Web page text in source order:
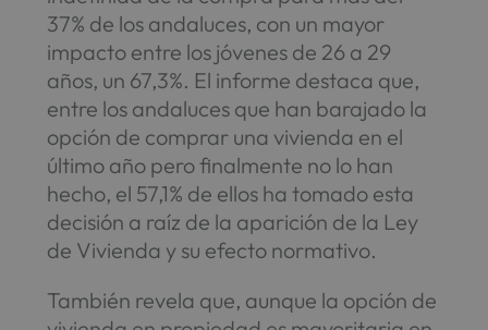
37% de los andaluces, con un mayor
impacto entre los jóvenes de 26 a 29
años, un 67,3%. El informe destaca que,
entre los andaluces que han barajado la
opción de comprar una vivienda en el
último año pero finalmente no lo han
hecho, el 57,1% de ellos ha tomado esta
decisión a raíz de la aparición de la Ley
de Vivienda y su efecto normativo.
También revela que, aunque la opción de